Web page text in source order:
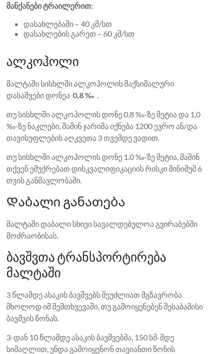
მანქანები ტრაილერით:
დასახლებაში – 40 კმ/სთ
დასახლების გარეთ – 60 კმ/სთ
ალკოჰოლი
მალტაში სისხლში ალკოჰოლის მაქსიმალური
დასაშვები დონეა0,8 ‰ .
თუ სისხლში ალკოჰოლის დონე 0,8 ‰-ზე მეტია და 1,0
‰-ზე ნაკლები, მაშინ ჯარიმა იქნება 1200 ევრო ან/და
თავისუფლების აღკვეთა 3 თვემდე ვადით.
თუ სისხლში ალკოჰოლის დონე 1.0 ‰-ზე მეტია, მაშინ
თქვენ ემუქრებათ დისკვალიფიკაციის რისკი მინიმუმ 6
თვის განმავლობაში.
Დაბალი განათება
მალტაში დაბალი სხივი სავალდებულოა გვირაბებში
მოძრაობისას.
ბავშვთა ტრანსპორტირება
მალტაში
3 წლამდე ასაკის ბავშვებს შეუძლიათ მგზავრობა
მხოლოდ იმ შემთხვევაში, თუ გამოიყენებენ შესაბამისი
ბავშვის წონას.
3-დან 10 წლამდე ასაკის ბავშვებმა, 150 სმ-მდე
სიმაღლით, უნდა გამოიყენონ თავიანთი წონის